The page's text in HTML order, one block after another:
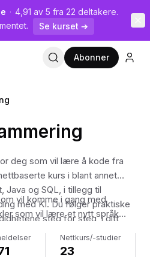
· 4,91 av 5 fra 22 deltakere.
Se kurset ➔
Abonner
deg som vil lære å kode fra
kurs i blant annet
Java og SQL, i tillegg til
med KI. Du følger praktiske
steg for steg, i ditt
vil komme i gang med
som vil lære et nytt språk
norske fagfolk, så du får
du koder med.
Nettkurs/-studier
23